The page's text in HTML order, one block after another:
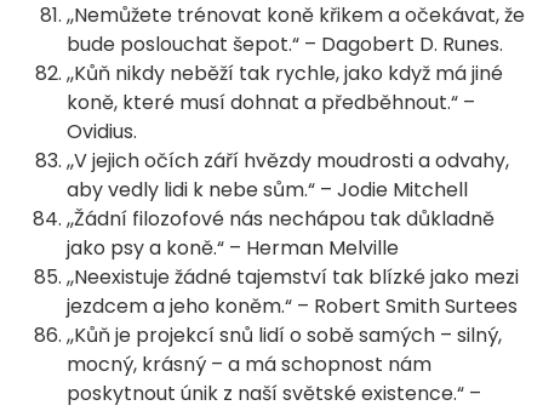
,,Nemůžete trénovat koně křikem a očekávat, že
bude poslouchat šepot.“ – Dagobert D. Runes.
,,Kůň nikdy neběží tak rychle, jako když má jiné
koně, které musí dohnat a předběhnout.“ –
Ovidius.
,,V jejich očích září hvězdy moudrosti a odvahy,
aby vedly lidi k nebe sům.“ – Jodie Mitchell
,,Žádní filozofové nás nechápou tak důkladně
jako psy a koně.“ – Herman Melville
,,Neexistuje žádné tajemství tak blízké jako mezi
jezdcem a jeho koněm.“ – Robert Smith Surtees
,,Kůň je projekcí snů lidí o sobě samých – silný,
mocný, krásný – a má schopnost nám
poskytnout únik z naší světské existence.“ –